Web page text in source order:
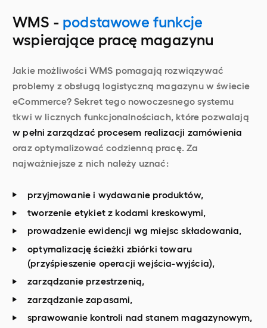
WMS - podstawowe funkcje
wspierające pracę magazynu
Jakie możliwości WMS pomagają rozwiązywać
problemy z obsługą logistyczną magazynu w świecie
eCommerce? Sekret tego nowoczesnego systemu
tkwi w licznych funkcjonalnościach, które pozwalają
w pełni zarządzać procesem realizacji zamówienia
oraz optymalizować codzienną pracę. Za
najważniejsze z nich należy uznać:
przyjmowanie i wydawanie produktów,
tworzenie etykiet z kodami kreskowymi,
prowadzenie ewidencji wg miejsc składowania,
optymalizację ścieżki zbiórki towaru
(przyśpieszenie operacji wejścia-wyjścia),
zarządzanie przestrzenią,
zarządzanie zapasami,
sprawowanie kontroli nad stanem magazynowym,